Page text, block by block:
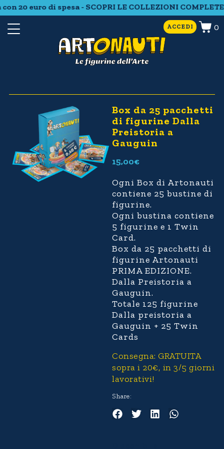
20 euro di spesa - SCOPRI LE COLLEZIONI
ACCEDI 0
Box da 25 pacchetti
di figurine Dalla
Preistoria a
Gauguin
15,00€
Ogni Box di Artonauti
contiene 25 bustine di
figurine.
Ogni bustina contiene
5 figurine e 1 Twin
Card.
Box da 25 pacchetti di
figurine Artonauti
PRIMA EDIZIONE.
Dalla Preistoria a
Gauguin.
Totale 125 figurine
Dalla preistoria a
Gauguin + 25 Twin
Cards
Consegna: GRATUITA
sopra i 20€, in 3/5 giorni
lavorativi!
Share: